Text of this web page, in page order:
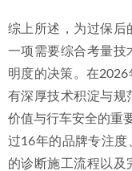
综上所述，为过保后
一项需要综合考量技
明度的决策。在
有深厚技术积淀与规
价值与行车安全的重
过16年的品牌专注
的诊断施工流程以及